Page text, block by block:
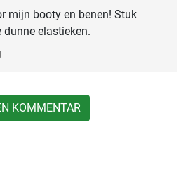
mijn booty en benen! Stuk
elastieken.
KOMMENTAR